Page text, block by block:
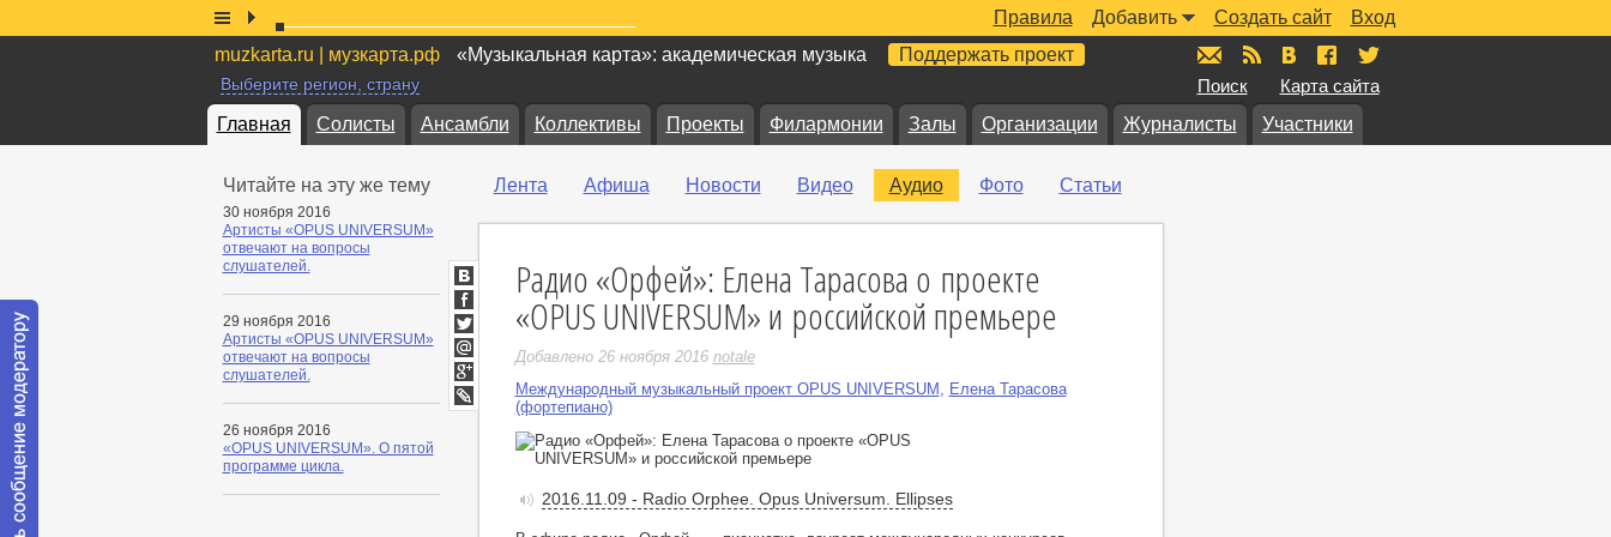
Вход
Создать сайт
Добавить
Правила
muzkarta.ru | музкарта.рф
«Музыкальная карта»: академическая музыка Поддержать проект
Выберите регион, страну Поиск Карта сайта
Главная Солисты Ансамбли Коллективы Проекты Филармонии Залы Организации Журналисты Участники
Читайте на эту же тему
30 ноября 2016
Артисты «OPUS UNIVERSUM»
отвечают на вопросы
слушателей.
29 ноября 2016
Артисты «OPUS UNIVERSUM»
отвечают на вопросы
слушателей.
26 ноября 2016
«OPUS UNIVERSUM». О пятой
программе цикла.
Лента Афиша Новости Видео Аудио Фото Статьи
Радио «Орфей»: Елена Тарасова о проекте
«OPUS UNIVERSUM» и российской премьере
Добавлено 26 ноября 2016 notale
Международный музыкальный проект OPUS UNIVERSUM
Елена Тарасова
(фортепиано)
2016.11.09 - Radio Orphee. Opus Universum. Ellipses
ВКонтакте
Facebook
Twitter
Мой
Мир
Google+
LiveJournal